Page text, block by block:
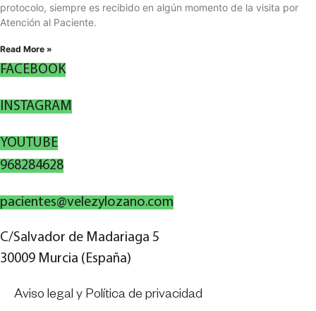
protocolo, siempre es recibido en algún momento de la visita por
Atención al Paciente.
Read More »
FACEBOOK
INSTAGRAM
YOUTUBE
968284628
pacientes@velezylozano.com
C/Salvador de Madariaga 5
30009 Murcia (España)
Aviso legal y Política de privacidad